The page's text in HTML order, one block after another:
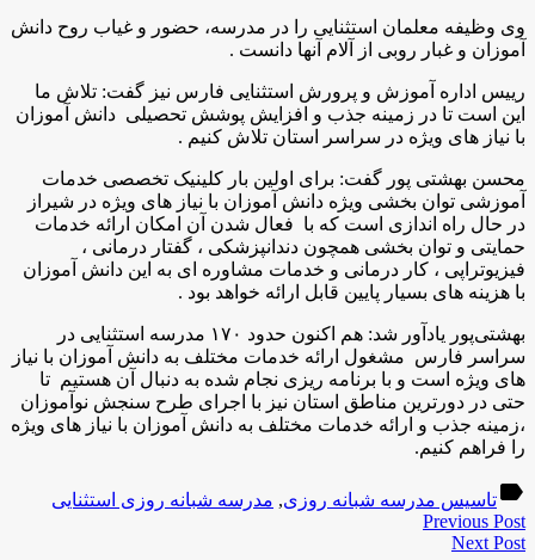
وی وظیفه معلمان استثنایی را در مدرسه، حضور و غیاب روح دانش
آموزان و غبار روبی از آلام آنها دانست .
رییس اداره آموزش و پرورش استثنایی فارس نیز گفت: تلاش ما
این است تا در زمینه جذب و افزایش پوشش تحصیلی دانش آموزان
با نیاز های ویژه در سراسر استان تلاش کنیم .
محسن بهشتی پور گفت: برای اولین بار کلینیک تخصصی خدمات
آموزشی توان بخشی ویژه دانش آموزان با نیاز های ویژه در شیراز
در حال راه اندازی است که با فعال شدن آن امکان ارائه خدمات
حمایتی و توان بخشی همچون دندانپزشکی ، گفتار درمانی ،
فیزیوتراپی ، کار درمانی و خدمات مشاوره ای به این دانش آموزان
با هزینه های بسیار پایین قابل ارائه خواهد بود .
بهشتی‌پور یادآور شد: هم اکنون حدود ۱۷۰ مدرسه استثنایی در
سراسر فارس مشغول ارائه خدمات مختلف به دانش آموزان با نیاز
های ویژه است و با برنامه ریزی نجام شده به دنبال آن هستیم تا
حتی در دورترین مناطق استان نیز با اجرای طرح سنجش نوآموزان
،زمینه جذب و ارائه خدمات مختلف به دانش آموزان با نیاز های ویژه
را فراهم کنیم.
labelتاسیس مدرسه شبانه روزی, مدرسه شبانه روزی استثنایی
Previous Post
Next Post